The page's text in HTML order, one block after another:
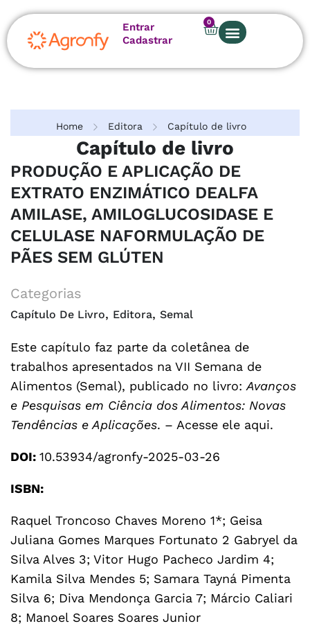
Entrar
Cadastrar
0
Home Editora Capítulo de livro
Capítulo de livro
PRODUÇÃO E APLICAÇÃO DE
EXTRATO ENZIMÁTICO DEALFA
AMILASE, AMILOGLUCOSIDASE E
CELULASE NAFORMULAÇÃO DE
PÃES SEM GLÚTEN
Categorias
Capítulo De Livro, Editora, Semal
Este capítulo faz parte da coletânea de
trabalhos apresentados na VII Semana de
Alimentos (Semal), publicado no livro:Avanços
e Pesquisas em Ciência dos Alimentos: Novas
Tendências e Aplicações. – Acesse ele aqui.
DOI: 10.53934/agronfy-2025-03-26
ISBN:
Raquel Troncoso Chaves Moreno 1*; Geisa
Juliana Gomes Marques Fortunato 2 Gabryel da
Silva Alves 3; Vitor Hugo Pacheco Jardim 4;
Kamila Silva Mendes 5; Samara Tayná Pimenta
Silva 6; Diva Mendonça Garcia 7; Márcio Caliari
8; Manoel Soares Soares Junior